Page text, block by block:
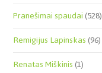
Pranešimai spaudai(528)
Remigijus Lapinskas(96)
Renatas Miškinis(1)